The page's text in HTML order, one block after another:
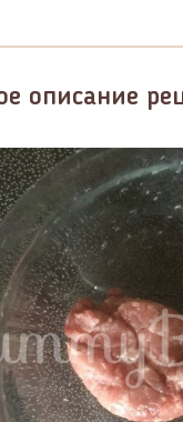
описание